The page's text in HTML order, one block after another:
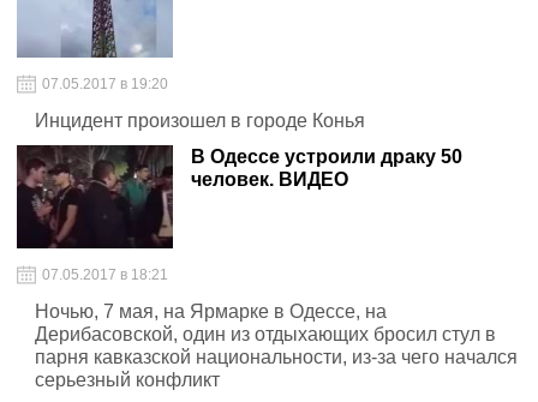
07.05.2017 в 19:20
Инцидент произошел в городе Конья
В Одессе устроили драку 50
человек. ВИДЕО
07.05.2017 в 18:21
Ночью, 7 мая, на Ярмарке в Одессе, на
Дерибасовской, один из отдыхающих бросил стул в
парня кавказской национальности, из-за чего начался
серьезный конфликт